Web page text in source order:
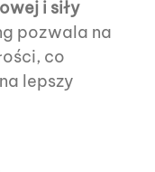
i siły
pozwala na
co
lepszy